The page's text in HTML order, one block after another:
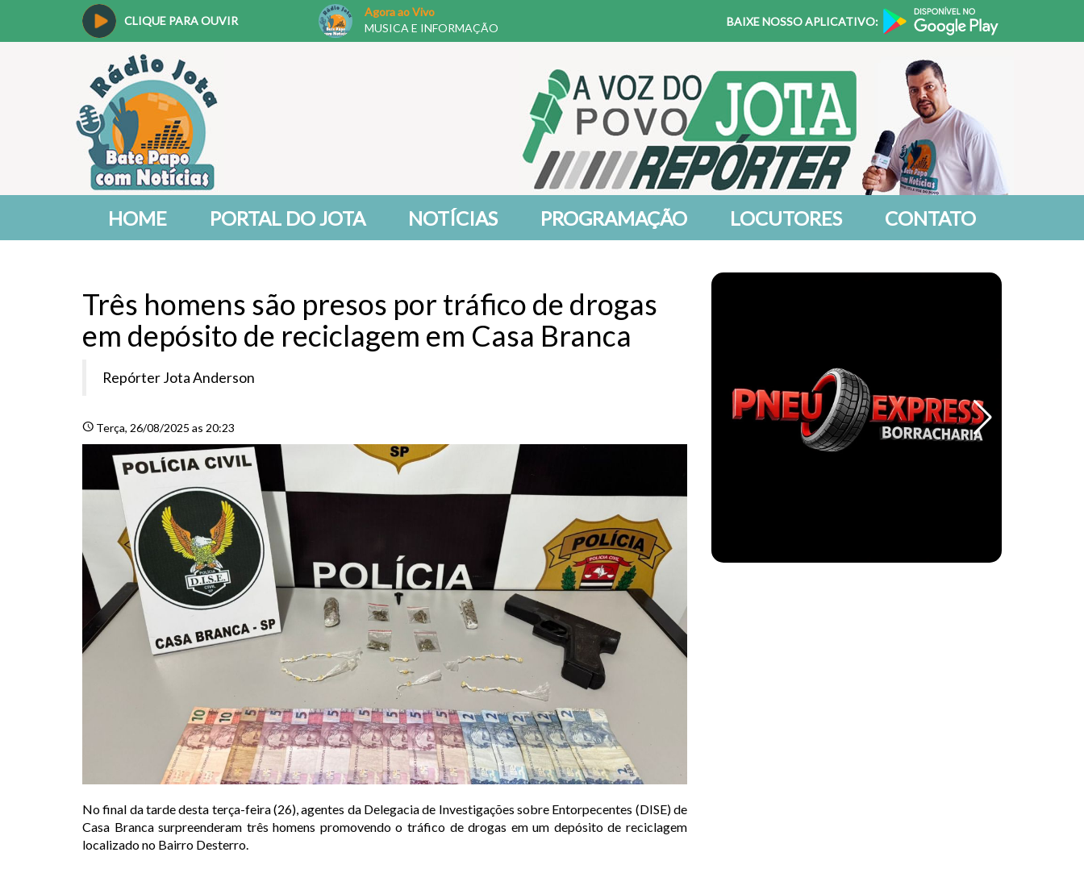
CLIQUE PARA OUVIR
Agora ao Vivo
MUSICA E INFORMAÇÃO
BAIXE NOSSO APLICATIVO:
HOME PORTAL DO JOTA NOTÍCIAS PROGRAMAÇÃO LOCUTORES CONTATO
Três homens são presos por tráfico de drogas
em depósito de reciclagem em Casa Branca
Repórter Jota Anderson
schedule Terça, 26/08/2025 as 20:23
No final da tarde desta terça-feira (26), agentes da Delegacia de Investigações sobre Entorpecentes (DISE) de
Casa Branca surpreenderam três homens promovendo o tráfico de drogas em um depósito de reciclagem
localizado no Bairro Desterro.